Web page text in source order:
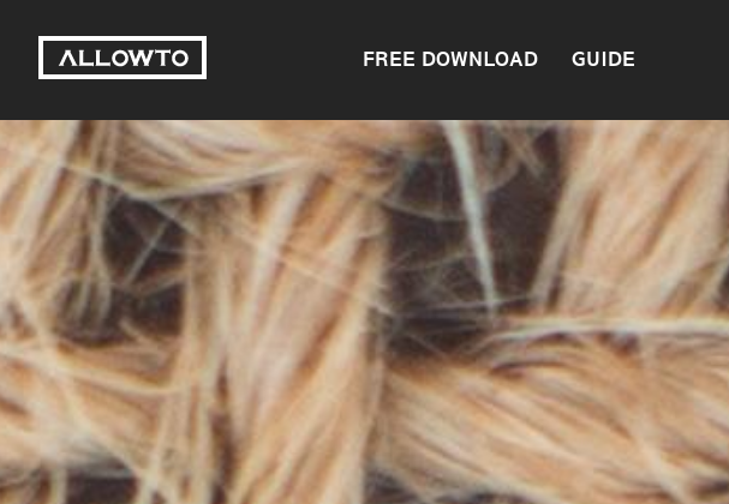
FREE DOWNLOAD GUIDE